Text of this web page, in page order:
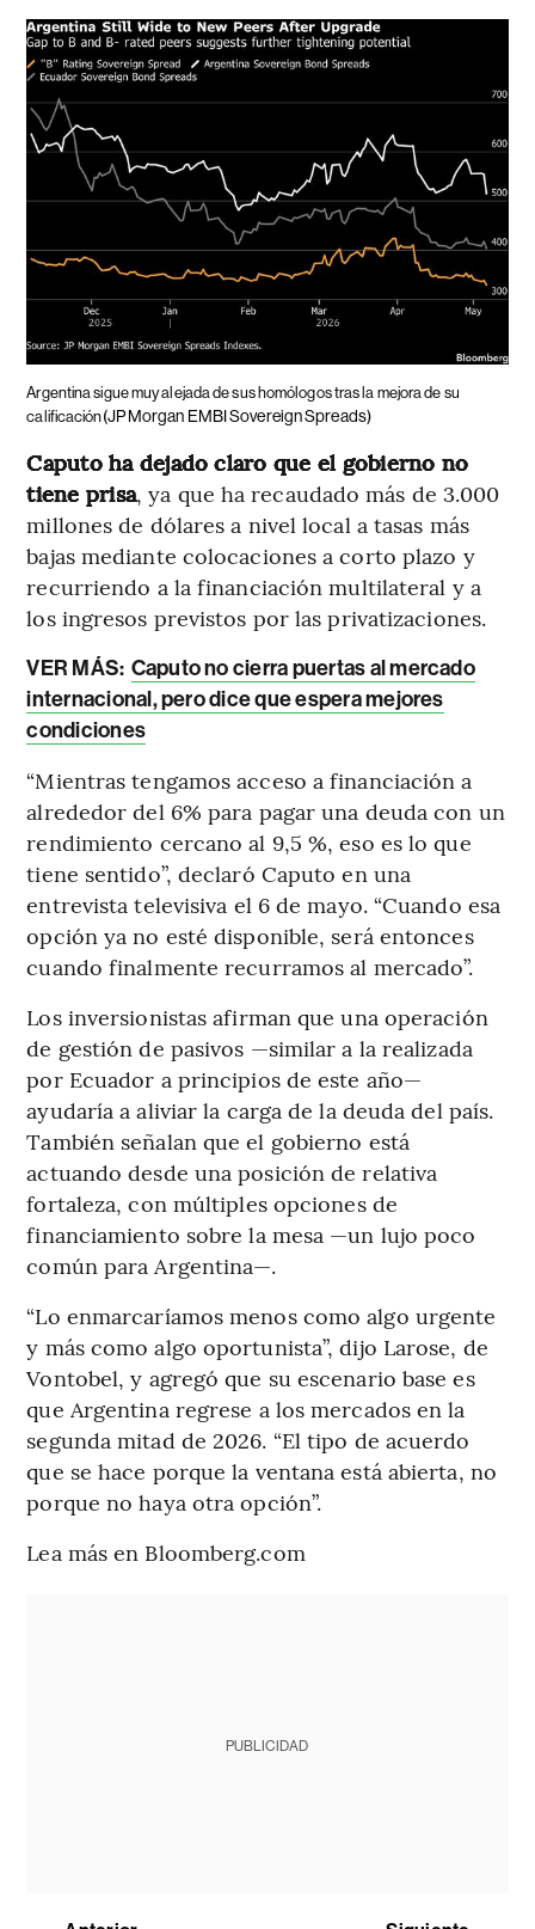
Argentina sigue muy alejada de sus homólogos tras la mejora de su
calificación(JP Morgan EMBI Sovereign Spreads)
Caputo ha dejado claro que el gobierno no
tiene prisa, ya que ha recaudado más de 3.000
millones de dólares a nivel local a tasas más
bajas mediante colocaciones a corto plazo y
recurriendo a la financiación multilateral y a
los ingresos previstos por las privatizaciones.
VER MÁS: Caputo no cierra puertas al mercado
internacional, pero dice que espera mejores
condiciones
“Mientras tengamos acceso a financiación a
alrededor del 6% para pagar una deuda con un
rendimiento cercano al 9,5 %, eso es lo que
tiene sentido”, declaró Caputo en una
entrevista televisiva el 6 de mayo. “Cuando esa
opción ya no esté disponible, será entonces
cuando finalmente recurramos al mercado”.
Los inversionistas afirman que una operación
de gestión de pasivos —similar a la realizada
por Ecuador a principios de este año—
ayudaría a aliviar la carga de la deuda del país.
También señalan que el gobierno está
actuando desde una posición de relativa
fortaleza, con múltiples opciones de
financiamiento sobre la mesa —un lujo poco
común para Argentina—.
“Lo enmarcaríamos menos como algo urgente
y más como algo oportunista”, dijo Larose, de
Vontobel, y agregó que su escenario base es
que Argentina regrese a los mercados en la
segunda mitad de 2026. “El tipo de acuerdo
que se hace porque la ventana está abierta, no
porque no haya otra opción”.
Lea más en Bloomberg.com
PUBLICIDAD